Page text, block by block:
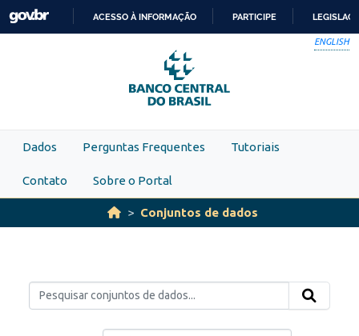
Skip to main content
PARA
O
CONTEÚDO
ACESSO À INFORMAÇÃO PARTICIPE
ENGLISH
Dados Perguntas Frequentes Tutoriais
Contato Sobre o Portal
Conjuntos de dados